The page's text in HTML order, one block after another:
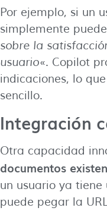
Por ejemplo, si un
simplemente
sobre la
usuario«. Copilot
indicaciones, lo
sencillo.
Integración
Otra capacidad
documentos
un usuario ya
puede pegar la